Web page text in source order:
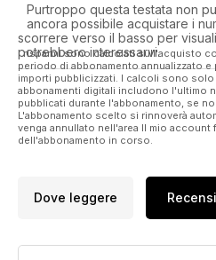
Purtroppo questa testata non
ancora possibile acquistare i
scorrere verso il basso per
potrebbero interessarvi.
I risparmi sono calcolati sull'acquisto
periodo di abbonamento annualizzato
importi pubblicizzati. I calcoli sono
abbonamenti digitali includono l'ultimo
pubblicati durante l'abbonamento, se
L'abbonamento scelto si rinnoverà
venga annullato nell'area Il mio account
dell'abbonamento in corso.
Dove leggere